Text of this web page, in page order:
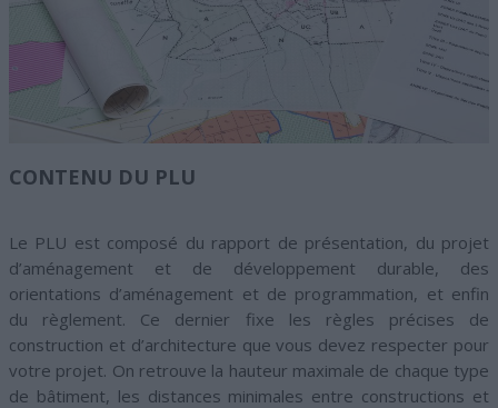
CONTENU DU PLU
Le PLU est composé du rapport de présentation, du projet
d’aménagement et de développement durable, des
orientations d’aménagement et de programmation, et enfin
du règlement. Ce dernier fixe les règles précises de
construction et d’architecture que vous devez respecter pour
votre projet. On retrouve la hauteur maximale de chaque type
de bâtiment, les distances minimales entre constructions et